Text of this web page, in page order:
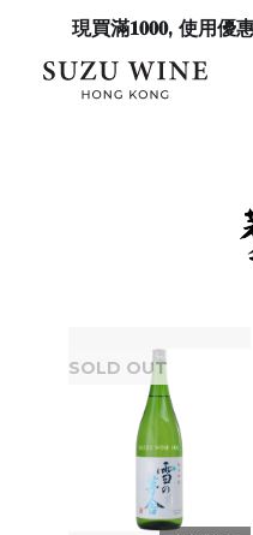
現買滿𝟏𝟎𝟎𝟎, 使用優
SOLD OUT